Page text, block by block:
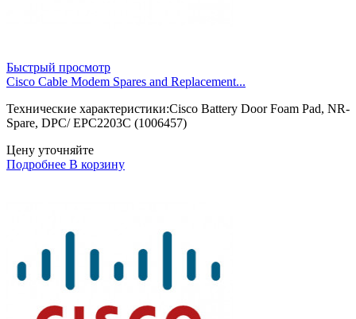
Быстрый просмотр
Cisco Cable Modem Spares and Replacement...
Технические характеристики:Cisco Battery Door Foam Pad, NR-
Spare, DPC/ EPC2203C (1006457)
Цену уточняйте
Подробнее В корзину